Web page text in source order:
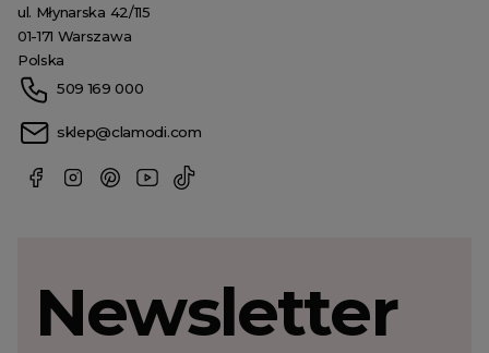
ul. Młynarska 42/115
01-171 Warszawa
Polska
509 169 000
sklep@clamodi.com
Newsletter